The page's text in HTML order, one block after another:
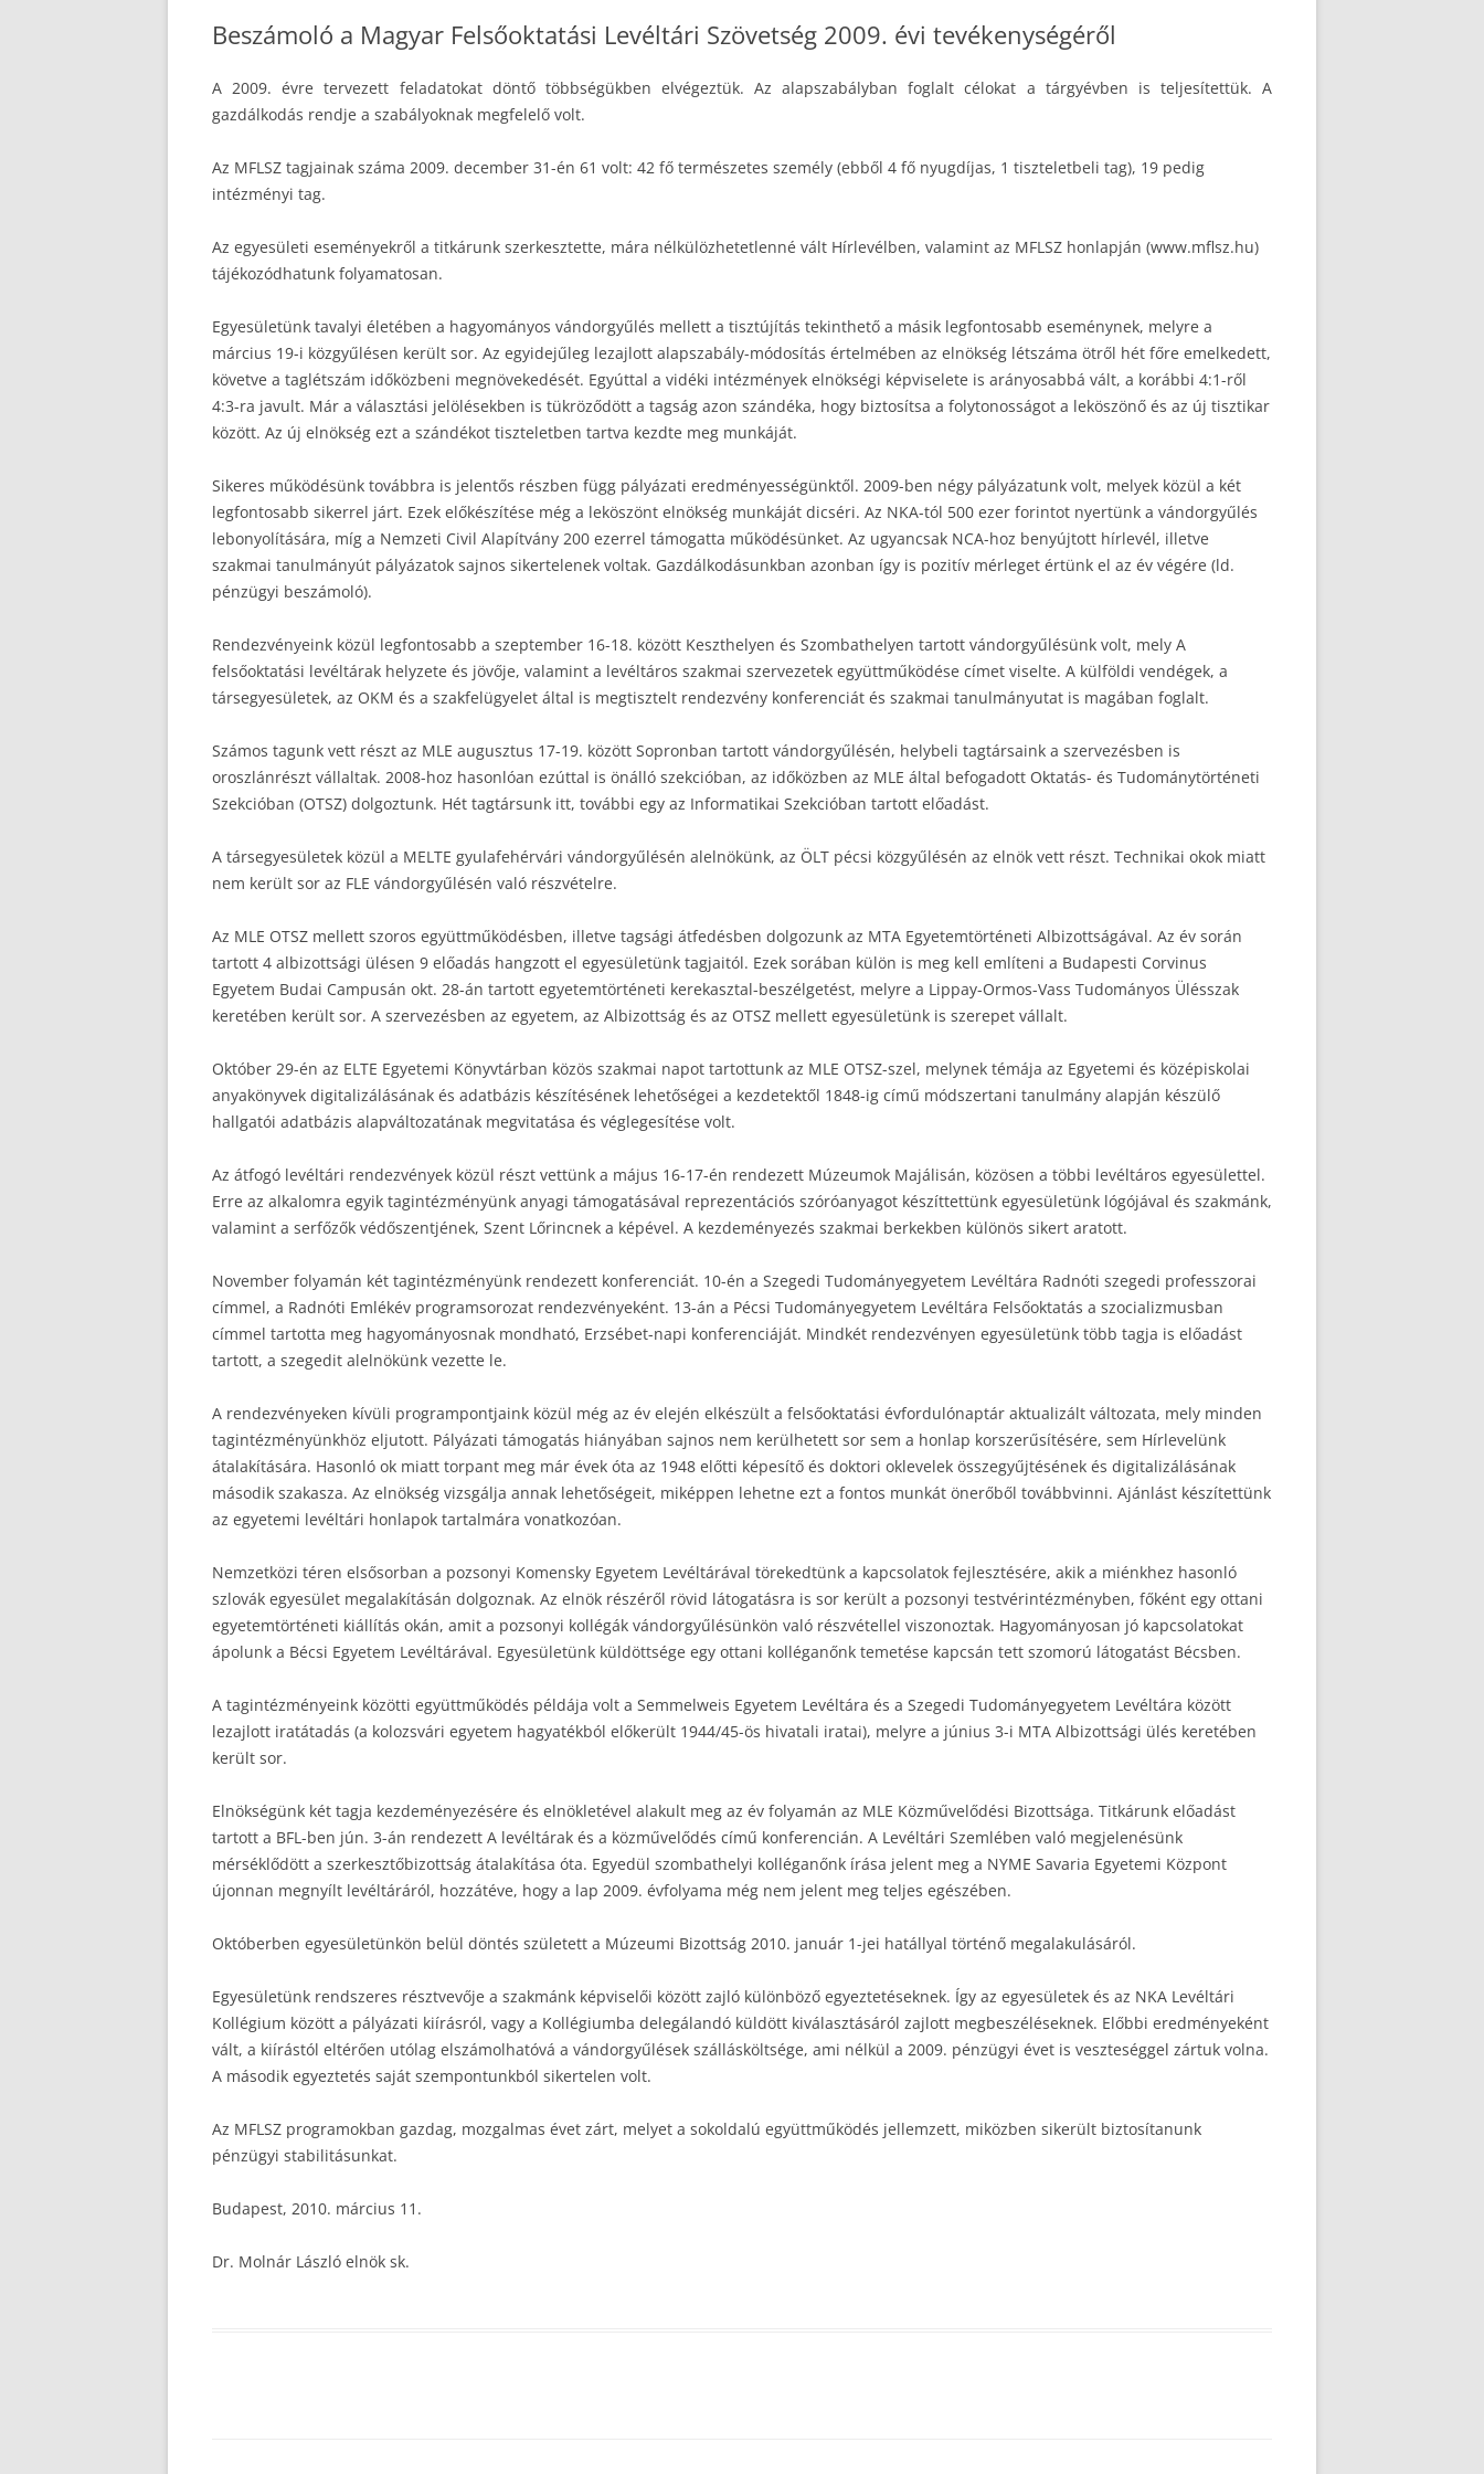
Beszámoló a Magyar Felsőoktatási Levéltári Szövetség 2009. évi tevékenységéről
A 2009. évre tervezett feladatokat döntő többségükben elvégeztük. Az alapszabályban foglalt célokat a tárgyévben is teljesítettük. A
gazdálkodás rendje a szabályoknak megfelelő volt.
Az MFLSZ tagjainak száma 2009. december 31-én 61 volt: 42 fő természetes személy (ebből 4 fő nyugdíjas, 1 tiszteletbeli tag), 19 pedig
intézményi tag.
Az egyesületi eseményekről a titkárunk szerkesztette, mára nélkülözhetetlenné vált Hírlevélben, valamint az MFLSZ honlapján (www.mflsz.hu)
tájékozódhatunk folyamatosan.
Egyesületünk tavalyi életében a hagyományos vándorgyűlés mellett a tisztújítás tekinthető a másik legfontosabb eseménynek, melyre a
március 19-i közgyűlésen került sor. Az egyidejűleg lezajlott alapszabály-módosítás értelmében az elnökség létszáma ötről hét főre emelkedett,
követve a taglétszám időközbeni megnövekedését. Egyúttal a vidéki intézmények elnökségi képviselete is arányosabbá vált, a korábbi 4:1-ről
4:3-ra javult. Már a választási jelölésekben is tükröződött a tagság azon szándéka, hogy biztosítsa a folytonosságot a leköszönő és az új tisztikar
között. Az új elnökség ezt a szándékot tiszteletben tartva kezdte meg munkáját.
Sikeres működésünk továbbra is jelentős részben függ pályázati eredményességünktől. 2009-ben négy pályázatunk volt, melyek közül a két
legfontosabb sikerrel járt. Ezek előkészítése még a leköszönt elnökség munkáját dicséri. Az NKA-tól 500 ezer forintot nyertünk a vándorgyűlés
lebonyolítására, míg a Nemzeti Civil Alapítvány 200 ezerrel támogatta működésünket. Az ugyancsak NCA-hoz benyújtott hírlevél, illetve
szakmai tanulmányút pályázatok sajnos sikertelenek voltak. Gazdálkodásunkban azonban így is pozitív mérleget értünk el az év végére (ld.
pénzügyi beszámoló).
Rendezvényeink közül legfontosabb a szeptember 16-18. között Keszthelyen és Szombathelyen tartott vándorgyűlésünk volt, mely A
felsőoktatási levéltárak helyzete és jövője, valamint a levéltáros szakmai szervezetek együttműködése címet viselte. A külföldi vendégek, a
társegyesületek, az OKM és a szakfelügyelet által is megtisztelt rendezvény konferenciát és szakmai tanulmányutat is magában foglalt.
Számos tagunk vett részt az MLE augusztus 17-19. között Sopronban tartott vándorgyűlésén, helybeli tagtársaink a szervezésben is
oroszlánrészt vállaltak. 2008-hoz hasonlóan ezúttal is önálló szekcióban, az időközben az MLE által befogadott Oktatás- és Tudománytörténeti
Szekcióban (OTSZ) dolgoztunk. Hét tagtársunk itt, további egy az Informatikai Szekcióban tartott előadást.
A társegyesületek közül a MELTE gyulafehérvári vándorgyűlésén alelnökünk, az ÖLT pécsi közgyűlésén az elnök vett részt. Technikai okok miatt
nem került sor az FLE vándorgyűlésén való részvételre.
Az MLE OTSZ mellett szoros együttműködésben, illetve tagsági átfedésben dolgozunk az MTA Egyetemtörténeti Albizottságával. Az év során
tartott 4 albizottsági ülésen 9 előadás hangzott el egyesületünk tagjaitól. Ezek sorában külön is meg kell említeni a Budapesti Corvinus
Egyetem Budai Campusán okt. 28-án tartott egyetemtörténeti kerekasztal-beszélgetést, melyre a Lippay-Ormos-Vass Tudományos Ülésszak
keretében került sor. A szervezésben az egyetem, az Albizottság és az OTSZ mellett egyesületünk is szerepet vállalt.
Október 29-én az ELTE Egyetemi Könyvtárban közös szakmai napot tartottunk az MLE OTSZ-szel, melynek témája az Egyetemi és középiskolai
anyakönyvek digitalizálásának és adatbázis készítésének lehetőségei a kezdetektől 1848-ig című módszertani tanulmány alapján készülő
hallgatói adatbázis alapváltozatának megvitatása és véglegesítése volt.
Az átfogó levéltári rendezvények közül részt vettünk a május 16-17-én rendezett Múzeumok Majálisán, közösen a többi levéltáros egyesülettel.
Erre az alkalomra egyik tagintézményünk anyagi támogatásával reprezentációs szóróanyagot készíttettünk egyesületünk lógójával és szakmánk,
valamint a serfőzők védőszentjének, Szent Lőrincnek a képével. A kezdeményezés szakmai berkekben különös sikert aratott.
November folyamán két tagintézményünk rendezett konferenciát. 10-én a Szegedi Tudományegyetem Levéltára Radnóti szegedi professzorai
címmel, a Radnóti Emlékév programsorozat rendezvényeként. 13-án a Pécsi Tudományegyetem Levéltára Felsőoktatás a szocializmusban
címmel tartotta meg hagyományosnak mondható, Erzsébet-napi konferenciáját. Mindkét rendezvényen egyesületünk több tagja is előadást
tartott, a szegedit alelnökünk vezette le.
A rendezvényeken kívüli programpontjaink közül még az év elején elkészült a felsőoktatási évfordulónaptár aktualizált változata, mely minden
tagintézményünkhöz eljutott. Pályázati támogatás hiányában sajnos nem kerülhetett sor sem a honlap korszerűsítésére, sem Hírlevelünk
átalakítására. Hasonló ok miatt torpant meg már évek óta az 1948 előtti képesítő és doktori oklevelek összegyűjtésének és digitalizálásának
második szakasza. Az elnökség vizsgálja annak lehetőségeit, miképpen lehetne ezt a fontos munkát önerőből továbbvinni. Ajánlást készítettünk
az egyetemi levéltári honlapok tartalmára vonatkozóan.
Nemzetközi téren elsősorban a pozsonyi Komensky Egyetem Levéltárával törekedtünk a kapcsolatok fejlesztésére, akik a miénkhez hasonló
szlovák egyesület megalakításán dolgoznak. Az elnök részéről rövid látogatásra is sor került a pozsonyi testvérintézményben, főként egy ottani
egyetemtörténeti kiállítás okán, amit a pozsonyi kollégák vándorgyűlésünkön való részvétellel viszonoztak. Hagyományosan jó kapcsolatokat
ápolunk a Bécsi Egyetem Levéltárával. Egyesületünk küldöttsége egy ottani kolléganőnk temetése kapcsán tett szomorú látogatást Bécsben.
A tagintézményeink közötti együttműködés példája volt a Semmelweis Egyetem Levéltára és a Szegedi Tudományegyetem Levéltára között
lezajlott iratátadás (a kolozsvári egyetem hagyatékból előkerült 1944/45-ös hivatali iratai), melyre a június 3-i MTA Albizottsági ülés keretében
került sor.
Elnökségünk két tagja kezdeményezésére és elnökletével alakult meg az év folyamán az MLE Közművelődési Bizottsága. Titkárunk előadást
tartott a BFL-ben jún. 3-án rendezett A levéltárak és a közművelődés című konferencián. A Levéltári Szemlében való megjelenésünk
mérséklődött a szerkesztőbizottság átalakítása óta. Egyedül szombathelyi kolléganőnk írása jelent meg a NYME Savaria Egyetemi Központ
újonnan megnyílt levéltáráról, hozzátéve, hogy a lap 2009. évfolyama még nem jelent meg teljes egészében.
Októberben egyesületünkön belül döntés született a Múzeumi Bizottság 2010. január 1-jei hatállyal történő megalakulásáról.
Egyesületünk rendszeres résztvevője a szakmánk képviselői között zajló különböző egyeztetéseknek. Így az egyesületek és az NKA Levéltári
Kollégium között a pályázati kiírásról, vagy a Kollégiumba delegálandó küldött kiválasztásáról zajlott megbeszéléseknek. Előbbi eredményeként
vált, a kiírástól eltérően utólag elszámolhatóvá a vándorgyűlések szállásköltsége, ami nélkül a 2009. pénzügyi évet is veszteséggel zártuk volna.
A második egyeztetés saját szempontunkból sikertelen volt.
Az MFLSZ programokban gazdag, mozgalmas évet zárt, melyet a sokoldalú együttműködés jellemzett, miközben sikerült biztosítanunk
pénzügyi stabilitásunkat.
Budapest, 2010. március 11.
Dr. Molnár László elnök sk.